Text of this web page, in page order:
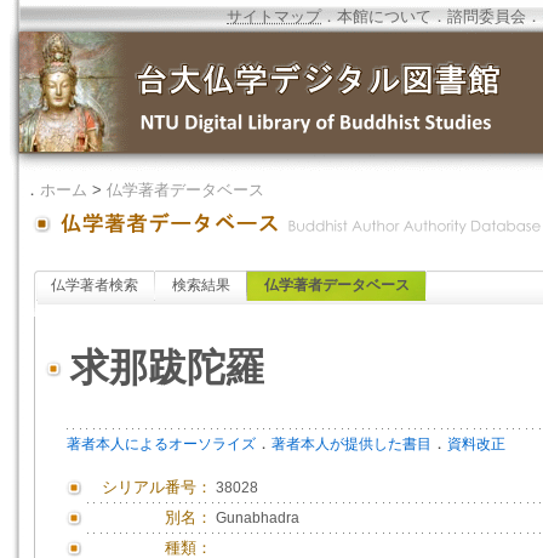
サイトマップ．本館について ．諮問委員会 ．
． ホーム > 仏学著者データベース
仏学著者検索 検索結果 仏学著者データベース
求那跋陀羅
著者本人によるオーソライズ ． 著者本人が提供した書目 ． 資料改正
シリアル番号： 38028
別名： Gunabhadra
種類：